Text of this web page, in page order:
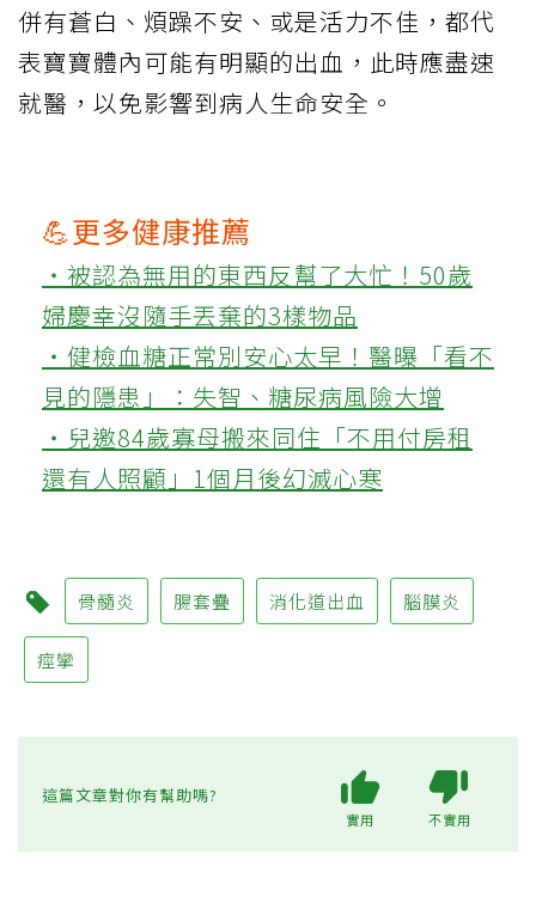
併有蒼白、煩躁不安、或是活力不佳，都代
表寶寶體內可能有明顯的出血，此時應盡速
就醫，以免影響到病人生命安全。
💪更多健康推薦
‧被認為無用的東西反幫了大忙！50歲
婦慶幸沒隨手丟棄的3樣物品
‧健檢血糖正常別安心太早！醫曝「看不
見的隱患」：失智、糖尿病風險大增
‧兒邀84歲寡母搬來同住「不用付房租
還有人照顧」1個月後幻滅心寒
骨髓炎 腸套疊 消化道出血 腦膜炎
痙攣
這篇文章對你有幫助嗎?
實用 不實用